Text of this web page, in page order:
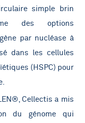
simple brin
des options
par nucléase à
dans les cellules
(HSPC) pour
Cellectis a mis
du génome qui